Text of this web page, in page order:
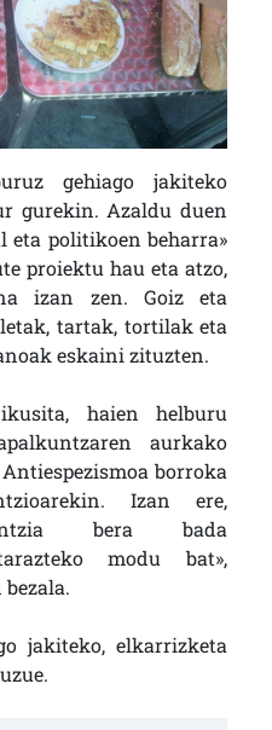
gehiago jakiteko
gurekin. Azaldu duen
eta politikoen beharra»
proiektu hau eta atzo,
izan zen. Goiz eta
tartak, tortilak eta
eskaini zituzten.
haien helburu
aurkako
borroka
Izan ere,
bera bada
modu bat»,
jakiteko, elkarrizketa